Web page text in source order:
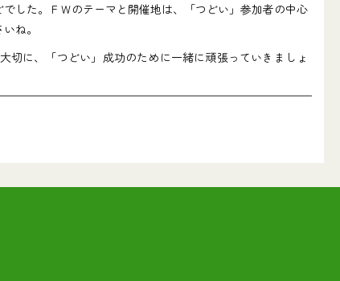
した。ＦＷのテーマと開催地は、「つどい」参加者の中心
ね。
切に、「つどい」成功のために一緒に頑張っていきましょ